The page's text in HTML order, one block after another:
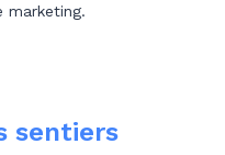
marketing.
sentiers